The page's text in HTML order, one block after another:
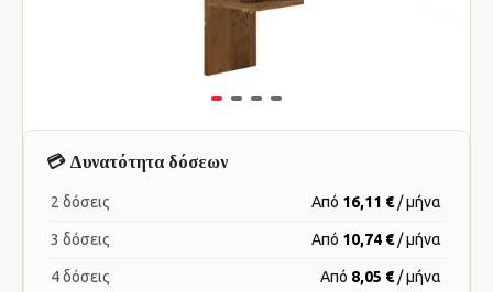
💳 Δυνατότητα δόσεων
2 δόσεις Από 16,11 € / μήνα
3 δόσεις Από 10,74 € / μήνα
4 δόσεις Από 8,05 € / μήνα